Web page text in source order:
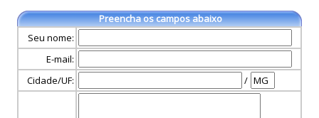
Preencha os campos abaixo
Seu nome:
E-mail:
Cidade/UF:
/